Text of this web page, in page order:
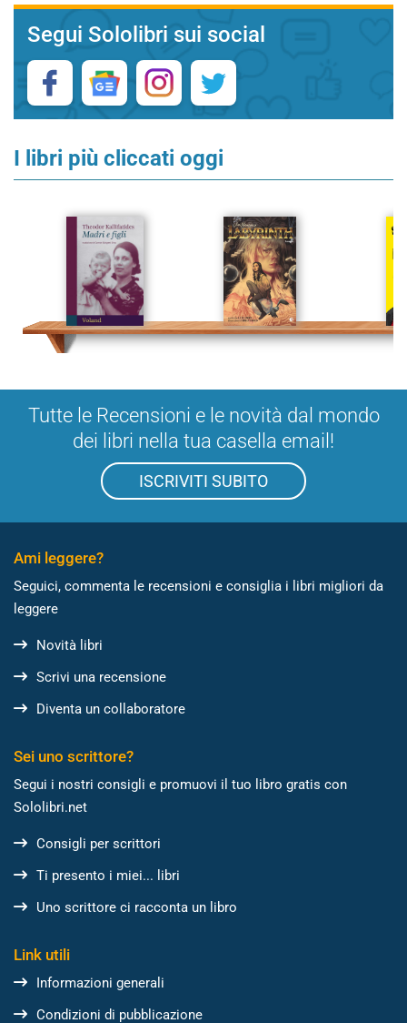
Segui Sololibri sui social
I libri più cliccati oggi
Tutte le Recensioni e le novità dal mondo
dei libri nella tua casella email!
ISCRIVITI SUBITO
Ami leggere?
Seguici, commenta le recensioni e consiglia i libri migliori da
leggere
Novità libri
Scrivi una recensione
Diventa un collaboratore
Sei uno scrittore?
Segui i nostri consigli e promuovi il tuo libro gratis con
Sololibri.net
Consigli per scrittori
Ti presento i miei... libri
Uno scrittore ci racconta un libro
Link utili
Informazioni generali
Condizioni di pubblicazione